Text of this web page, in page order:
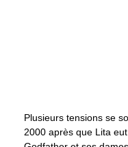
Plusieurs tensions se
2000 après que Lita